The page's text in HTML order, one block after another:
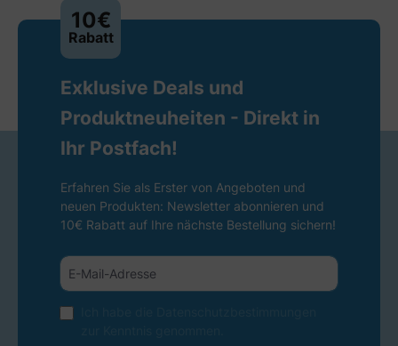
10€
Rabatt
Exklusive Deals und
Produktneuheiten - Direkt in
Ihr Postfach!
Erfahren Sie als Erster von Angeboten und
neuen Produkten: Newsletter abonnieren und
10€ Rabatt auf Ihre nächste Bestellung sichern!